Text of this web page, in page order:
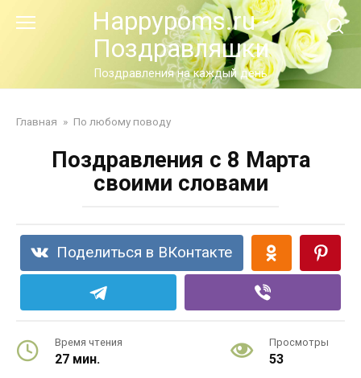
Happypoms.ru -
Поздравляшки
Поздравления на каждый день
Главная » По любому поводу
Поздравления с 8 Марта
своими словами
Поделиться в ВКонтакте
Время чтения
27 мин.
Просмотры
53